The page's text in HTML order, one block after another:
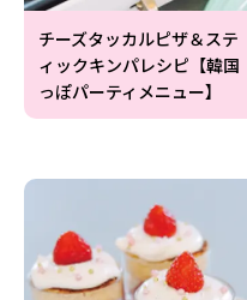
チーズタッカルピザ＆ステ
ィックキンパレシピ【韓国
っぽパーティメニュー】